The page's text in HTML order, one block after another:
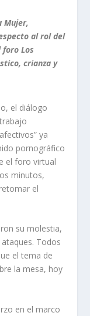
Mujer,
al rol del
Los
crianza y
el diálogo
” ya
pornográfico
el foro virtual
minutos,
el
su molestia,
. Todos
el tema de
la mesa, hoy
en el marco